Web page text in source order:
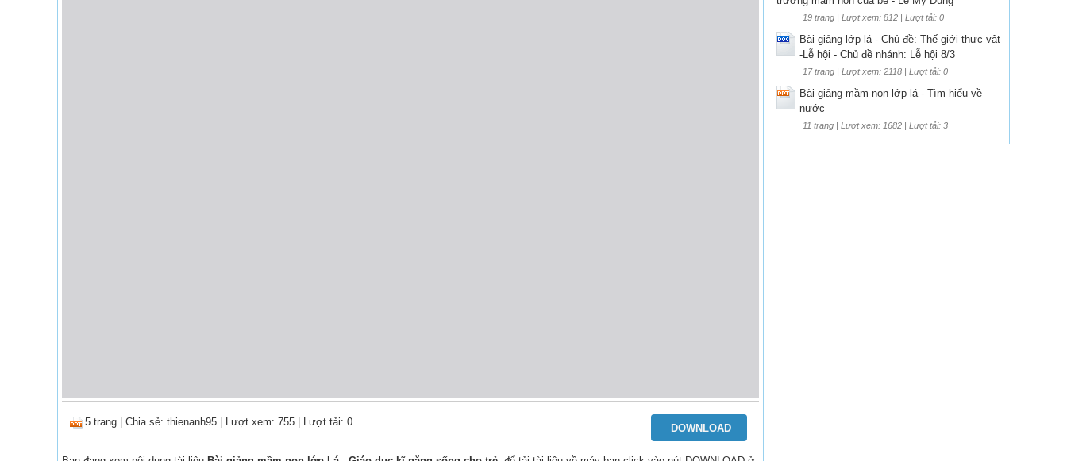
5 trang Chia sẻ: thienanh95 | Lượt xem: 755 | Lượt tải: 0
DOWNLOAD
19 trang | Lượt xem: 812 | Lượt tải: 0
Bài giảng lớp lá - Chủ đề: Thế giới thực vật
-Lễ hội - Chủ đề nhánh: Lễ hội 8/3
17 trang | Lượt xem: 2118 | Lượt tải: 0
Bài giảng mầm non lớp lá - Tìm hiểu về
nước
11 trang | Lượt xem: 1682 | Lượt tải: 3